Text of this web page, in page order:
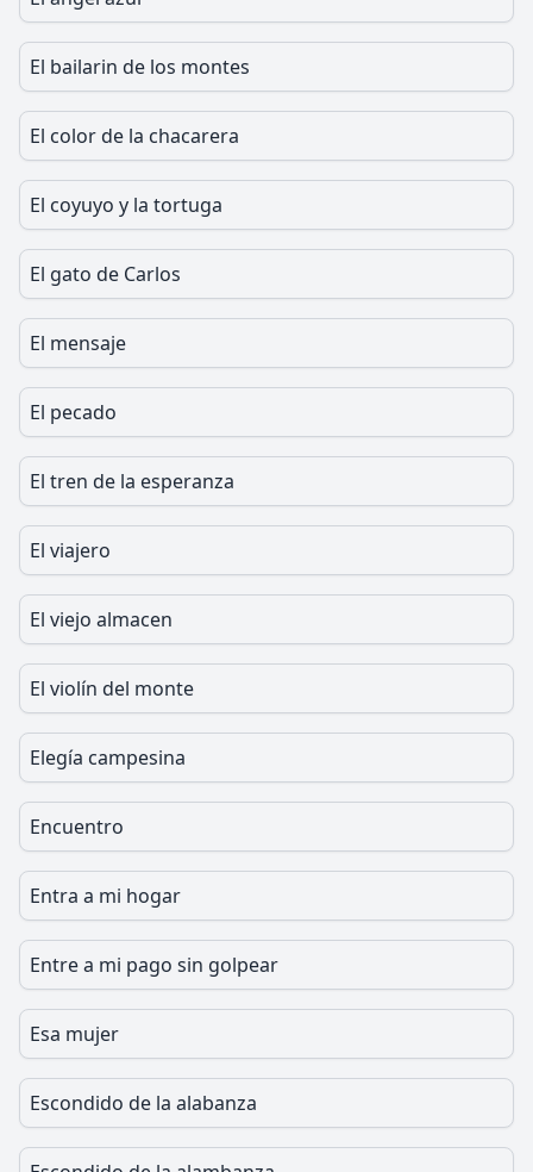
El bailarin de los montes
El color de la chacarera
El coyuyo y la tortuga
El gato de Carlos
El mensaje
El pecado
El tren de la esperanza
El viajero
El viejo almacen
El violín del monte
Elegía campesina
Encuentro
Entra a mi hogar
Entre a mi pago sin golpear
Esa mujer
Escondido de la alabanza